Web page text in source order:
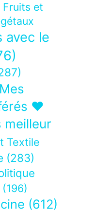
Fruits et
avec le
Mes
❤
meilleur
Textile
(283)
(196)
(612)